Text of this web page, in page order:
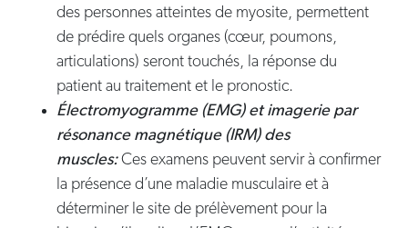
des personnes atteintes de myosite, permettent
de prédire quels organes (cœur, poumons,
articulations) seront touchés, la réponse du
patient au traitement et le pronostic.
Électromyogramme (EMG) et imagerie par
résonance magnétique (IRM) des
muscles:Ces examens peuvent servir à confirmer
la présence d’une maladie musculaire et à
déterminer le site de prélèvement pour la